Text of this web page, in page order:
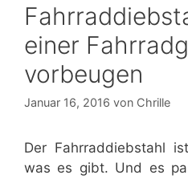
einer
vorbeugen
Januar 16, 2016 von Chrille
Der Fahrraddiebstahl
was es gibt. Und es